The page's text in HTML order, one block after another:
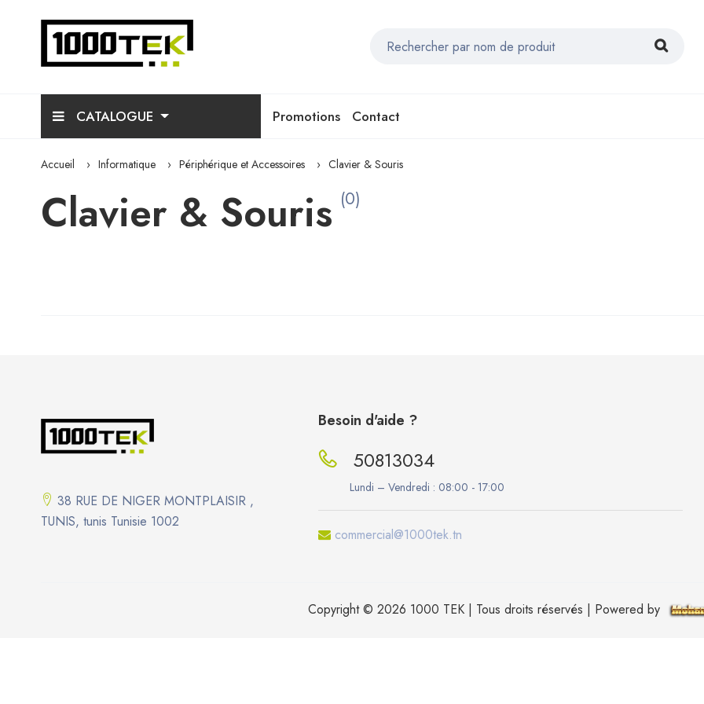
CATALOGUE Promotions Contact
Accueil Informatique Périphérique et Accessoires Clavier & Souris
Clavier & Souris (0)
38 RUE DE NIGER MONTPLAISIR ,
TUNIS, tunis Tunisie 1002
Besoin d'aide ?
50813034
Lundi – Vendredi : 08:00 - 17:00
commercial@1000tek.tn
Copyright © 2026 1000 TEK | Tous droits réservés | Powered by